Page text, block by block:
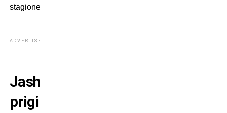
stagione.
ADVERTISEMENT
Jashari
prigioniero